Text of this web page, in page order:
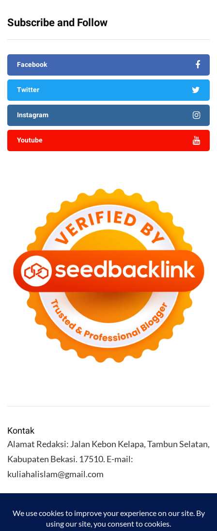
Subscribe and Follow
Facebook
Twitter
Instagram
Youtube
Kontak
Alamat Redaksi: Jalan Kebon Kelapa, Tambun Selatan,
Kabupaten Bekasi. 17510. E-mail:
kuliahalislam@gmail.com